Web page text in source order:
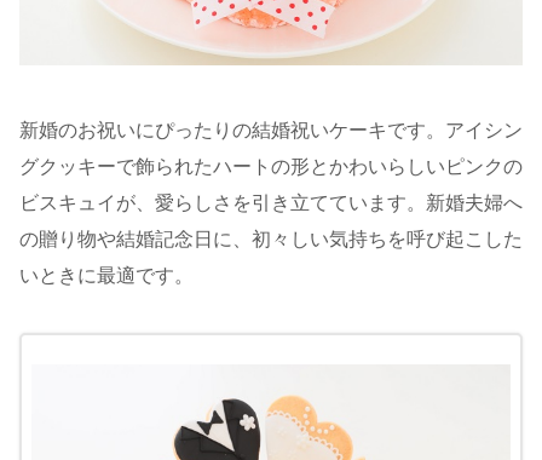
新婚のお祝いにぴったりの結婚祝いケーキです。アイシン
グクッキーで飾られたハートの形とかわいらしいピンクの
ビスキュイが、愛らしさを引き立てています。新婚夫婦へ
の贈り物や結婚記念日に、初々しい気持ちを呼び起こした
いときに最適です。